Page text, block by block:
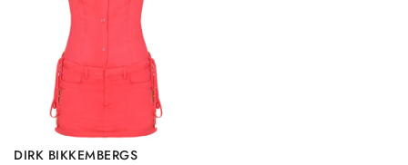
DIRK BIKKEMBERGS